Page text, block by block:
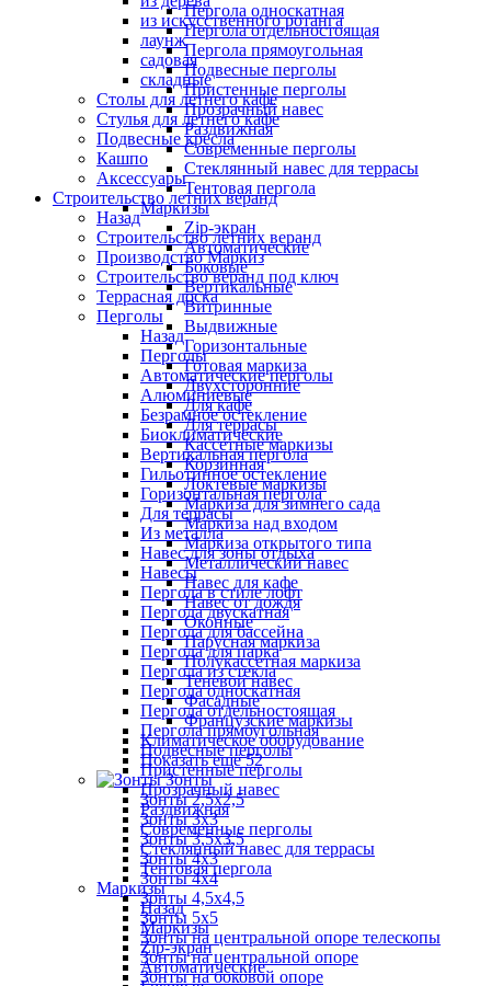
Пергола односкатная
Пергола отдельностоящая
Пергола прямоугольная
Подвесные перголы
Пристенные перголы
Прозрачный навес
Раздвижная
Современные перголы
Стеклянный навес для террасы
Тентовая пергола
Маркизы
Zip-экран
Автоматические
Боковые
Вертикальные
Витринные
Выдвижные
Горизонтальные
Готовая маркиза
Двухсторонние
Для кафе
Для террасы
Кассетные маркизы
Корзинная
Локтевые маркизы
Маркиза для зимнего сада
Маркиза над входом
Маркиза открытого типа
Металлический навес
Навес для кафе
Навес от дождя
Оконные
Парусная маркиза
Полукассетная маркиза
Теневой навес
Фасадные
Французские маркизы
Климатическое оборудование
Показать ещё 52
Зонты
Зонты 2,5х2,5
Зонты 3х3
Зонты 3,5х3,5
Зонты 4х3
Зонты 4х4
Зонты 4,5х4,5
Зонты 5х5
Зонты на центральной опоре телескопы
Зонты на центральной опоре
Зонты на боковой опоре
из искусственного ротанга
лаунж
садовая
складные
Столы для летнего кафе
Стулья для летнего кафе
Подвесные кресла
Кашпо
Аксессуары
Строительство летних веранд
Назад
Строительство летних веранд
Производство Маркиз
Строительство веранд под ключ
Террасная доска
Перголы
Назад
Перголы
Автоматические перголы
Алюминиевые
Безрамное остекление
Биоклиматические
Вертикальная пергола
Гильотинное остекление
Горизонтальная пергола
Для террасы
Из металла
Навес для зоны отдыха
Навесы
Пергола в стиле лофт
Пергола двускатная
Пергола для бассейна
Пергола для парка
Пергола из стекла
Пергола односкатная
Пергола отдельностоящая
Пергола прямоугольная
Подвесные перголы
Пристенные перголы
Прозрачный навес
Раздвижная
Современные перголы
Стеклянный навес для террасы
Тентовая пергола
Маркизы
Назад
Маркизы
Zip-экран
Автоматические